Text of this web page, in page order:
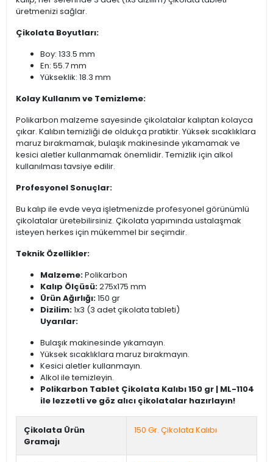
üretmenizi sağlar.
Çikolata Boyutları:
Boy: 133.5 mm
En: 55.7 mm
Yükseklik: 18.3 mm
Kolay Kullanım ve Temizleme:
Polikarbon malzeme sayesinde çikolatalar kalıptan kolayca
çıkar. Kalıbın temizliği de oldukça pratiktir. Yüksek sıcaklıklara
maruz bırakmamak, bulaşık makinesinde yıkamamak ve
kesici aletler kullanmamak önemlidir. Temizlik için alkol
kullanılması tavsiye edilir.
Profesyonel Sonuçlar:
Bu kalıp ile evde veya işletmenizde profesyonel görünümlü
çikolatalar üretebilirsiniz. Çikolata yapımında ustalaşmak
isteyen herkes için mükemmel bir seçimdir.
Teknik Özellikler:
Malzeme:Polikarbon
Kalıp Ölçüsü:275x175 mm
Ürün Ağırlığı:150 gr
Dizilim:1x3 (3 adet çikolata tableti)
Uyarılar:
Bulaşık makinesinde yıkamayın.
Yüksek sıcaklıklara maruz bırakmayın.
Kesici aletler kullanmayın.
Alkol ile temizleyin.
Polikarbon Tablet Çikolata Kalıbı 150 gr | ML-1104
ile lezzetli ve göz alıcı çikolatalar hazırlayın!
Çikolata Ürün
Gramajı
150 Gr. Çikolata Kalıbı